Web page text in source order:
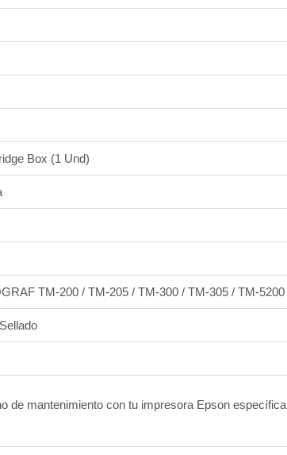
Box (1 Und)
TM-200 / TM-205 / TM-300 / TM-305 / TM-
de mantenimiento con tu impresora Epson